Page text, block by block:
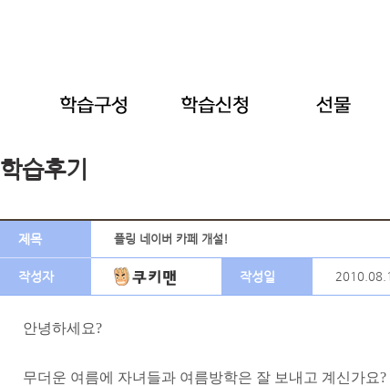
학습후기
제목 플링 네이버 카페 개설!
작성자 작성일
안녕하세요?
무더운 여름에 자녀들과 여름방학은 잘 보내고 계신가요?